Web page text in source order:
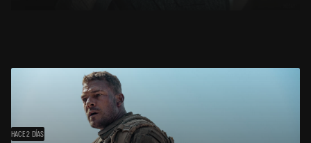
HACE 2 DÍAS